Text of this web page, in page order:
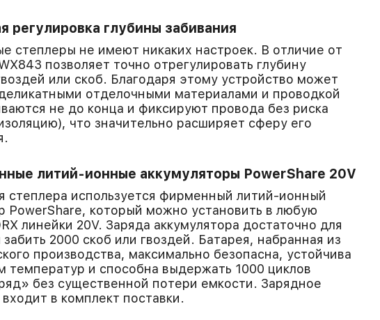
регулировка глубины забивания
степлеры не имеют никаких настроек. В отличие от
позволяет точно отрегулировать глубину
или скоб. Благодаря этому устройство может
отделочными материалами и проводкой
не до конца и фиксируют провода без риска
что значительно расширяет сферу его
литий-ионные аккумуляторы PowerShare 20V
степлера используется фирменный литий-ионный
PowerShare, который можно установить в любую
линейки 20V. Заряда аккумулятора достаточно для
2000 скоб или гвоздей. Батарея, набранная из
производства, максимально безопасна, устойчива
температур и способна выдержать 1000 циклов
без существенной потери емкости. Зарядное
в комплект поставки.